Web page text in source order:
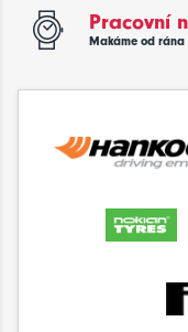
Pracovní
Makáme od rána